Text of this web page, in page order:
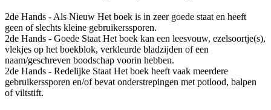
2de Hands - Als Nieuw Het boek is in zeer goede staat en heeft
geen of slechts kleine gebruikerssporen.
2de Hands - Goede Staat Het boek kan een leesvouw, ezelsoortje(s),
vlekjes op het boekblok, verkleurde bladzijden of een
naam/geschreven boodschap voorin hebben.
2de Hands - Redelijke Staat Het boek heeft vaak meerdere
gebruikerssporen en/of bevat onderstrepingen met potlood, balpen
of viltstift.